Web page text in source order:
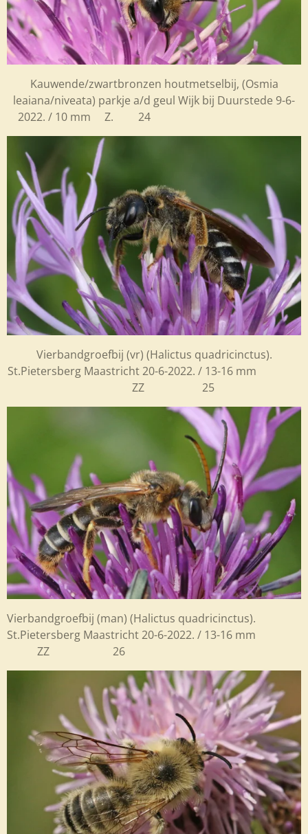
Kauwende/zwartbronzen houtmetselbij, (Osmia
leaiana/niveata) parkje a/d geul Wijk bij Duurstede 9-6-
2022. / 10 mm Z. 24
Vierbandgroefbij (vr) (Halictus quadricinctus).
St.Pietersberg Maastricht 20-6-2022. / 13-16 mm
ZZ 25
Vierbandgroefbij (man) (Halictus quadricinctus).
St.Pietersberg Maastricht 20-6-2022. / 13-16 mm
ZZ 26